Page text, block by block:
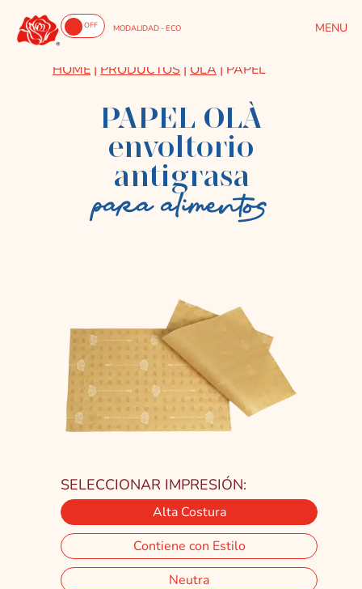
ONOFF MODALIDAD - ECO
HOME | PRODUCTOS | OLÀ | PAPEL
PAPEL OLÀ
envoltorio
antigrasa
para alimentos
Alta Costura
Contiene con Estilo
Neutra
SELECCIONAR IMPRESIÓN: